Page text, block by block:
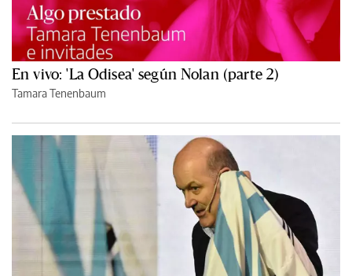
En vivo: 'La Odisea' según Nolan (parte 2)
Tamara Tenenbaum